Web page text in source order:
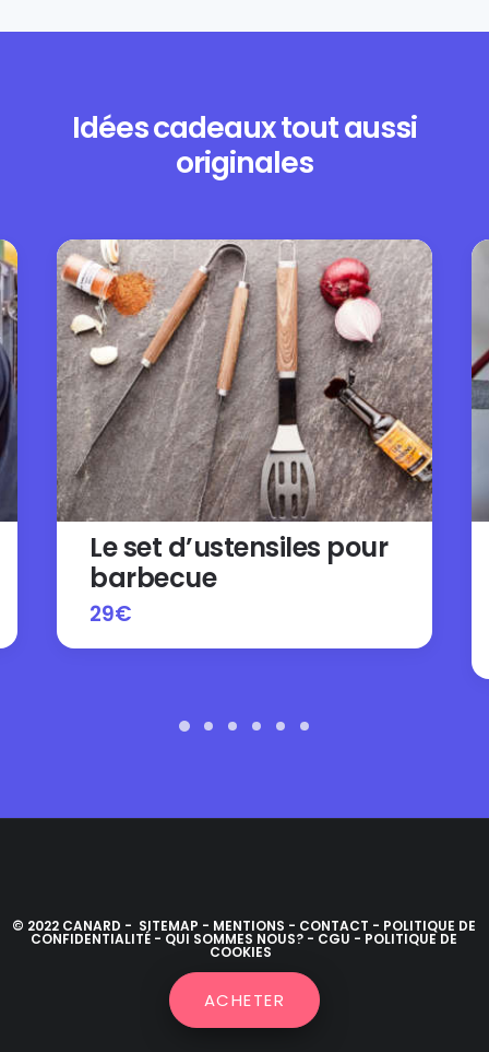
Idées cadeaux tout aussi
originales
Le set d’ustensiles pour
barbecue
29€
ACHETER
© 2022 CANARD - SITEMAP - MENTIONS - CONTACT - POLITIQUE DE
CONFIDENTIALITÉ - QUI SOMMES NOUS? - CGU - POLITIQUE DE
COOKIES